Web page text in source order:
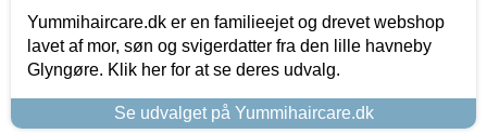
Yummihaircare.dk er en familieejet og drevet webshop
lavet af mor, søn og svigerdatter fra den lille havneby
Glyngøre. Klik her for at se deres udvalg.
Se udvalget på Yummihaircare.dk